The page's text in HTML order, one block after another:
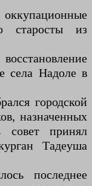
старосты из
села Надоле в
городской
назначенных
принял
Тадеуша
последнее